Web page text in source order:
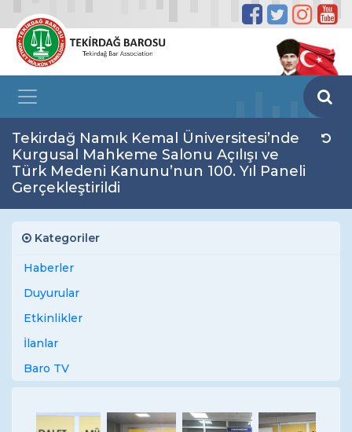
Tekirdağ Namık Kemal Üniversitesi’nde
Kurgusal Mahkeme Salonu Açılışı ve
Türk Medeni Kanunu’nun 100. Yıl Paneli
Gerçekleştirildi
Kategoriler
Haberler
Duyurular
Etkinlikler
İlanlar
Baro TV